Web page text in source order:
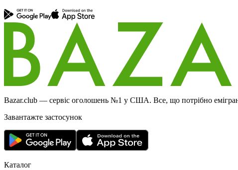
Bazar.club — сервіс оголошень №1 у США. Все, що потрібно
Завантажте застосунок
Каталог